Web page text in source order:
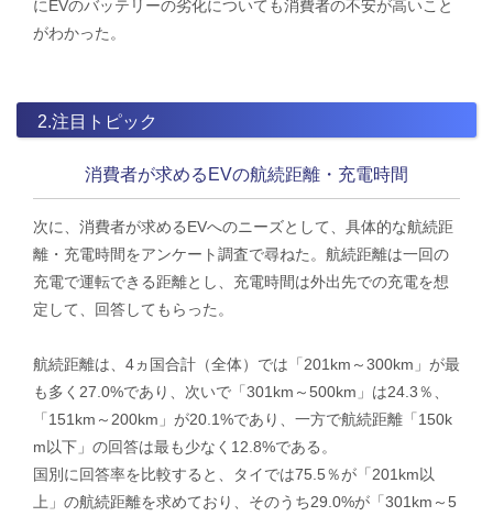
にEVのバッテリーの劣化についても消費者の不安が高いこと
がわかった。
2.注目トピック
消費者が求めるEVの航続距離・充電時間
次に、消費者が求めるEVへのニーズとして、具体的な航続距
離・充電時間をアンケート調査で尋ねた。航続距離は一回の
充電で運転できる距離とし、充電時間は外出先での充電を想
定して、回答してもらった。
航続距離は、4ヵ国合計（全体）では「201km～300km」が最
も多く27.0%であり、次いで「301km～500km」は24.3％、
「151km～200km」が20.1%であり、一方で航続距離「150k
m以下」の回答は最も少なく12.8%である。
国別に回答率を比較すると、タイでは75.5％が「201km以
上」の航続距離を求めており、そのうち29.0%が「301km～5